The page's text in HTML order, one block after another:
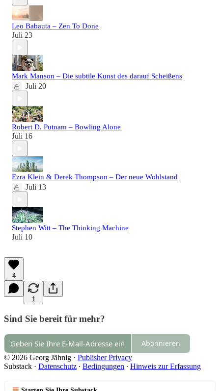
Leo Babauta – Zen To Done
Juli 23
Mark Manson – Die subtile Kunst des darauf Scheißens
Juli 20
Robert D. Putnam – Bowling Alone
Juli 16
Ezra Klein & Derek Thompson – Der neue Wohlstand
Juli 13
Stephen Witt – The Thinking Machine
Juli 10
4
1
Sind Sie bereit für mehr?
Abonnieren
© 2026 Georg Jähnig · Publisher Privacy
Substack · Datenschutz ∙ Bedingungen ∙ Hinweis zur Erfassung